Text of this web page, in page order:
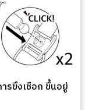
รขึงเชือก ขึ้นอยู่